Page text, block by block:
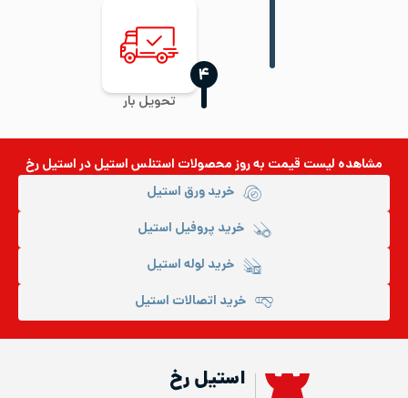
تحویل بار
‍۴
مشاهده لیست قیمت به روزمحصولات استنلس استیلدر استیل رخ
خرید ورق استیل
خرید پروفیل استیل
خرید لوله استیل
خرید اتصالات استیل
استیل رخ